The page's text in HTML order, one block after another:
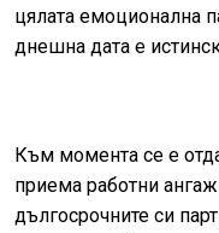
цялата емоционална
днешна дата е
Към момента се е
приема работни
дългосрочните си